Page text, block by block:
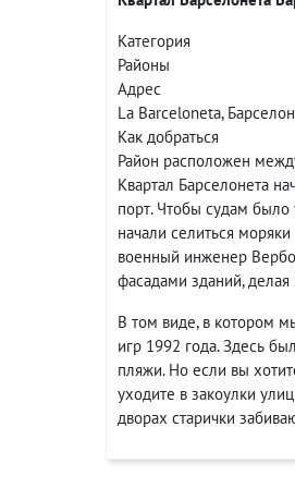
Категория
Районы
Адрес
La Barceloneta,
Как добраться
Район расположен
Квартал Барселонета
порт. Чтобы судам было
начали селиться
военный инженер
фасадами зданий,
В том виде, в котором
игр 1992 года. Здесь
пляжи. Но если вы
уходите в закоулки
дворах старички